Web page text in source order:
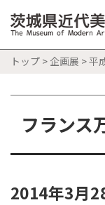
トップ > 企画展 >平
フランス
2014年3月